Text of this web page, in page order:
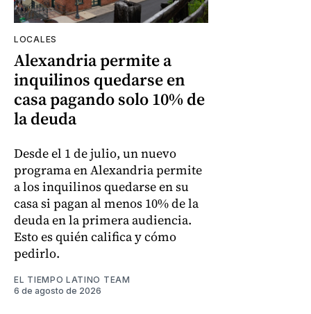
LOCALES
Alexandria permite a
inquilinos quedarse en
casa pagando solo 10% de
la deuda
Desde el 1 de julio, un nuevo
programa en Alexandria permite
a los inquilinos quedarse en su
casa si pagan al menos 10% de la
deuda en la primera audiencia.
Esto es quién califica y cómo
pedirlo.
EL TIEMPO LATINO TEAM
6 de agosto de 2026